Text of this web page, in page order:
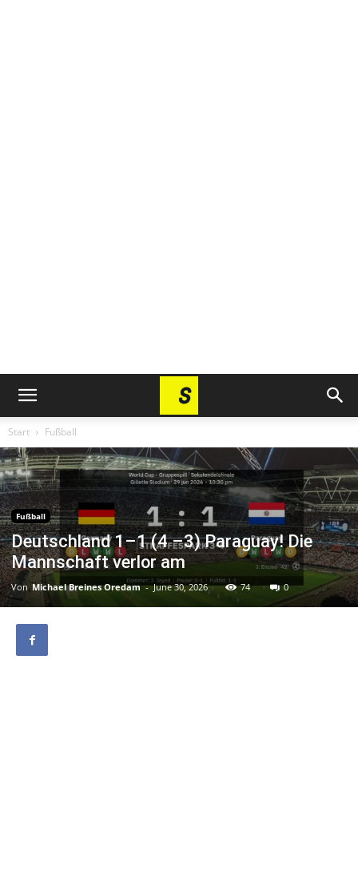
Start Fußball
Fußball
Deutschland 1–1 (4 –3) Paraguay! Die
Mannschaft verlor am
Von Michael Breines Oredam - June 30, 2026 74 0